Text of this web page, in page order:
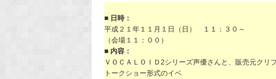
■ 日時：
平成２１年１１月１日（日） １１：３０～
（会場１１：００）
■ 内容：
ＶＯＣＡＬＯＩＤ2シリーズ声優さんと、販売元クリ
トークショー形式のイベ